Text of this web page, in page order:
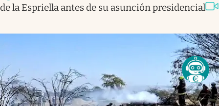
de la Espriella antes de su asunción presidencial